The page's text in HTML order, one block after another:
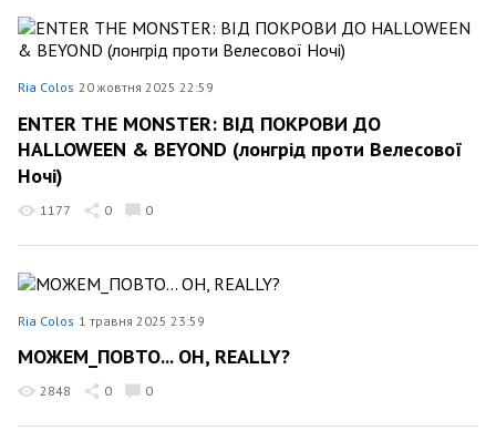
Ria Colos 20 жовтня 2025 22:59
ENTER THE MONSTER: ВІД ПОКРОВИ ДО
HALLOWEEN & BEYOND (лонгрід проти Велесової
Ночі)
1177 0 0
Ria Colos 1 травня 2025 23:59
МОЖЕМ_ПОВТО... ОН, REALLY?
2848 0 0